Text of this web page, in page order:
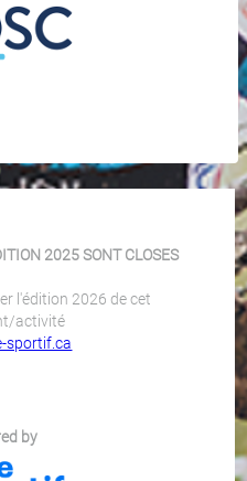
2025 SONT CLOSES
l'édition 2026 de cet
activité
sportif.ca
by